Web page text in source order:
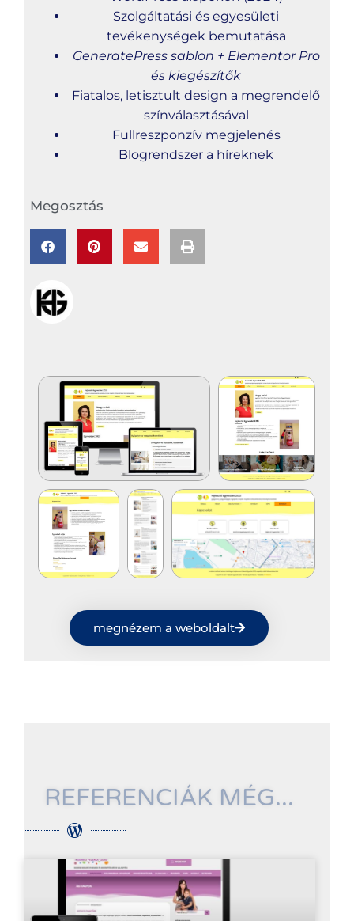
megnézem a weboldalt
Szolgáltatási és egyesületi
tevékenységek bemutatása
GeneratePress sablon + Elementor Pro
és kiegészítők
Fiatalos, letisztult design a megrendelő
színválasztásával
Fullreszponzív megjelenés
Blogrendszer a híreknek
Megosztás
REFERENCIÁK MÉG...